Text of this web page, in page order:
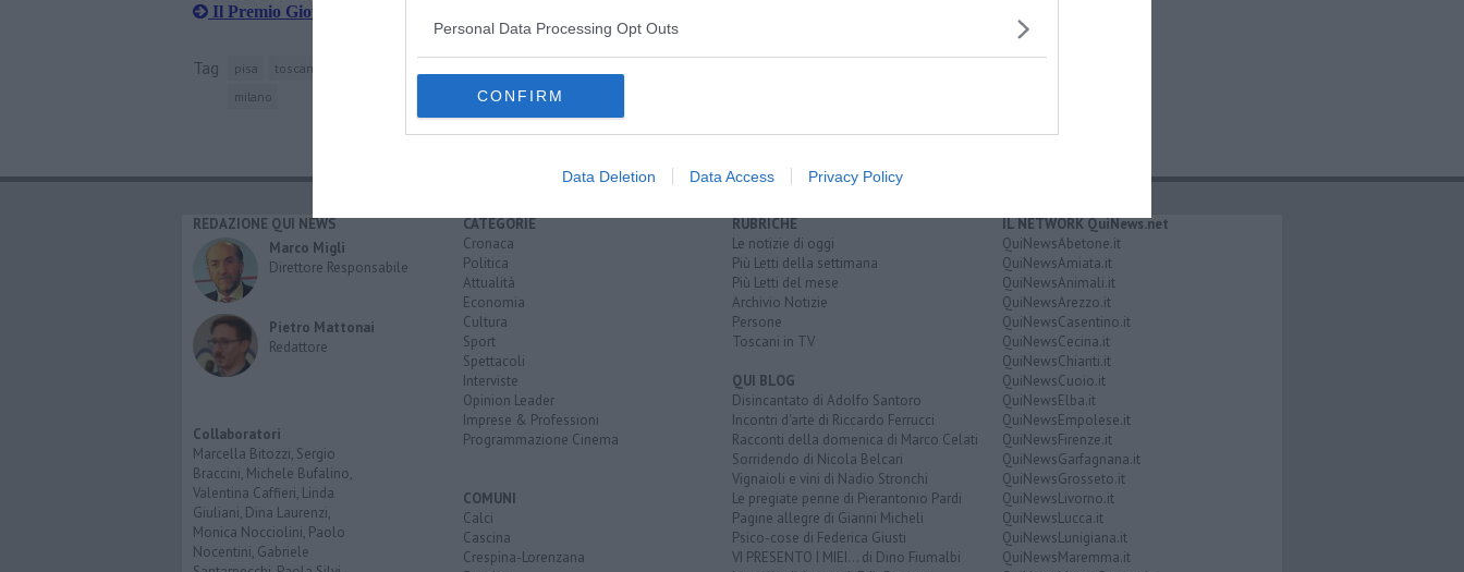
Personal Data Processing Opt Outs
CONFIRM
Data Deletion Data Access Privacy Policy
Il Premio Giovani Imprenditori fa 18
Tag pisa toscana
milano
REDAZIONE QUI NEWS
Marco Migli
Direttore Responsabile
Pietro Mattonai
Redattore
Collaboratori
Marcella Bitozzi, Sergio
Braccini, Michele Bufalino,
Valentina Caffieri, Linda
Giuliani, Dina Laurenzi,
Monica Nocciolini, Paolo
Nocentini, Gabriele
CATEGORIE
Cronaca
Politica
Attualità
Economia
Cultura
Sport
Spettacoli
Interviste
Opinion Leader
Imprese & Professioni
Programmazione Cinema
COMUNI
Calci
Cascina
Crespina-Lorenzana
RUBRICHE
Le notizie di oggi
Più Letti della settimana
Più Letti del mese
Archivio Notizie
Persone
Toscani in TV
QUI BLOG
Disincantato di Adolfo Santoro
Incontri d'arte di Riccardo Ferrucci
Racconti della domenica di Marco Celati
Sorridendo di Nicola Belcari
Vignaioli e vini di Nadio Stronchi
Le pregiate penne di Pierantonio Pardi
Pagine allegre di Gianni Micheli
Psico-cose di Federica Giusti
VI PRESENTO I MIEI... di Dino Fiumalbi
IL NETWORK QuiNews.net
QuiNewsAbetone.it
QuiNewsAmiata.it
QuiNewsAnimali.it
QuiNewsArezzo.it
QuiNewsCasentino.it
QuiNewsCecina.it
QuiNewsChianti.it
QuiNewsCuoio.it
QuiNewsElba.it
QuiNewsEmpolese.it
QuiNewsFirenze.it
QuiNewsGarfagnana.it
QuiNewsGrosseto.it
QuiNewsLivorno.it
QuiNewsLucca.it
QuiNewsLunigiana.it
QuiNewsMaremma.it